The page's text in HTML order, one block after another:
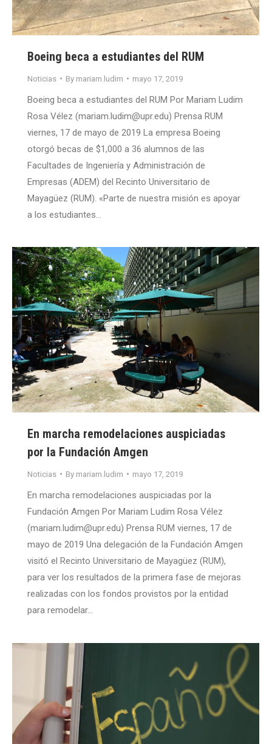
Boeing beca a estudiantes del RUM
Noticias By mariam.ludim mayo 17, 2019
Boeing beca a estudiantes del RUM Por Mariam Ludim
Rosa Vélez (mariam.ludim@upr.edu) Prensa RUM
viernes, 17 de mayo de 2019 La empresa Boeing
otorgó becas de $1,000 a 36 alumnos de las
Facultades de Ingeniería y Administración de
Empresas (ADEM) del Recinto Universitario de
Mayagüez (RUM). «Parte de nuestra misión es apoyar
a los estudiantes…
En marcha remodelaciones auspiciadas
por la Fundación Amgen
Noticias By mariam.ludim mayo 17, 2019
En marcha remodelaciones auspiciadas por la
Fundación Amgen Por Mariam Ludim Rosa Vélez
(mariam.ludim@upr.edu) Prensa RUM viernes, 17 de
mayo de 2019 Una delegación de la Fundación Amgen
visitó el Recinto Universitario de Mayagüez (RUM),
para ver los resultados de la primera fase de mejoras
realizadas con los fondos provistos por la entidad
para remodelar…